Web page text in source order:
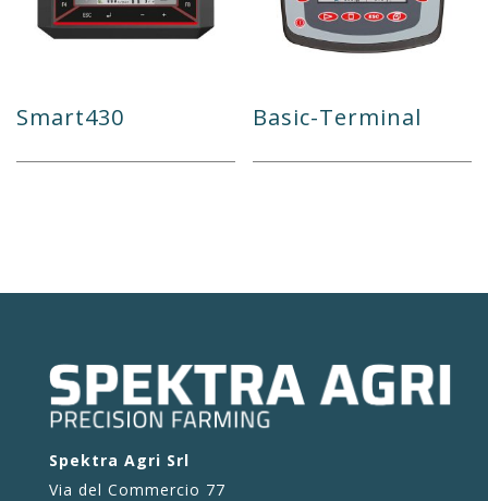
Smart430 Basic-Terminal
Spektra Agri Srl
Via del Commercio 77